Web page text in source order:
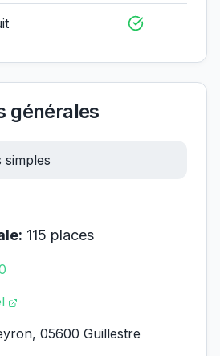
générales
simples
115 places
05600 Guillestre